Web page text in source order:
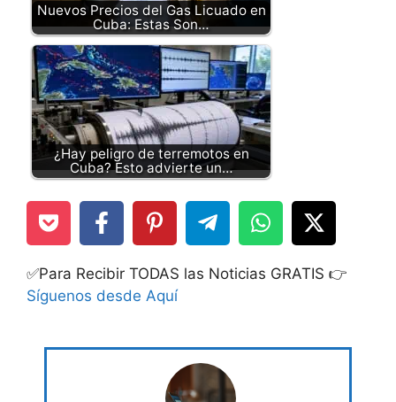
Nuevos Precios del Gas Licuado en
Cuba: Estas Son…
¿Hay peligro de terremotos en
Cuba? Esto advierte un…
✅Para Recibir TODAS las Noticias GRATIS 👉
Síguenos desde Aquí